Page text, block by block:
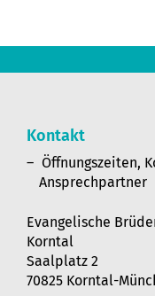
Kontakt
Öffnungszeiten,
Ansprechpartner
Evangelische
Korntal
Saalplatz 2
70825 Korntal-